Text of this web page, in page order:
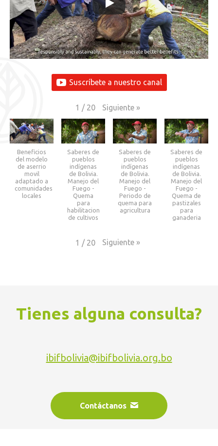
Suscríbete a nuestro canal
1 / 20 Siguiente »
Beneficios
del modelo
de aserrio
movil
adaptado a
comunidades
locales
Saberes de
pueblos
indígenas
de Bolivia.
Manejo del
Fuego -
Quema
para
habilitacion
de cultivos
Saberes de
pueblos
indígenas
de Bolivia.
Manejo del
Fuego -
Periodo de
quema para
agricultura
Saberes de
pueblos
indígenas
de Bolivia.
Manejo del
Fuego -
Quema de
pastizales
para
ganaderia
1 / 20 Siguiente »
Tienes alguna consulta?
ibifbolivia@ibifbolivia.org.bo
Contáctanos